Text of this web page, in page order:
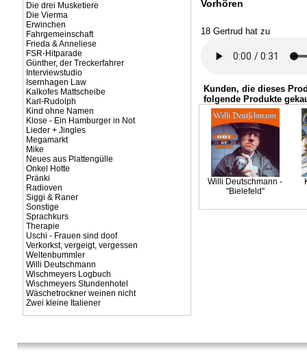
Die drei Musketiere
Die Vierma
Erwinchen
Fahrgemeinschaft
Frieda & Anneliese
FSR-Hitparade
Günther, der Treckerfahrer
Interviewstudio
Isernhagen Law
Kalkofes Mattscheibe
Karl-Rudolph
Kind ohne Namen
Klose - Ein Hamburger in Not
Lieder + Jingles
Megamarkt
Mike
Neues aus Plattengülle
Onkel Hotte
Pränki
Radioven
Siggi & Raner
Sonstige
Sprachkurs
Therapie
Uschi - Frauen sind doof
Verkorkst, vergeigt, vergessen
Weltenbummler
Willi Deutschmann
Wischmeyers Logbuch
Wischmeyers Stundenhotel
Wäschetrockner weinen nicht
Zwei kleine Italiener
Vorhören
18 Gertrud hat zu
Kunden, die dieses
folgende Produkte
Willi Deutschmann -
"Bielefeld"